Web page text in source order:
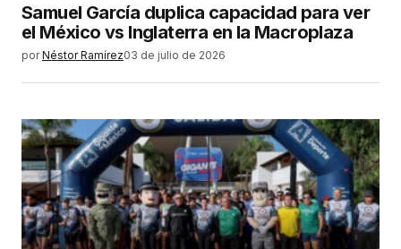
Samuel García duplica capacidad para ver
el México vs Inglaterra en la Macroplaza
por Néstor Ramírez03 de julio de 2026